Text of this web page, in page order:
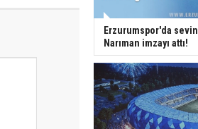
Erzurumspor'da
Narıman imzayı attı!